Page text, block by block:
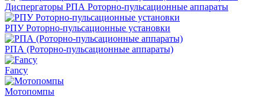
Диспергаторы РПА Роторно-пульсационные аппараты
РПУ Роторно-пульсационные установки
РПА (Роторно-пульсационные аппараты)
Fancy
Мотопомпы